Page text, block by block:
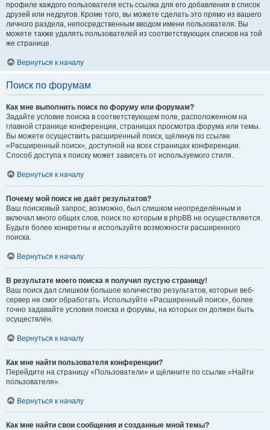
профиле каждого пользователя есть ссылка для его добавления в список
друзей или недругов. Кроме того, вы можете сделать это прямо из вашего
личного раздела, непосредственным вводом имени пользователя. Вы
можете также удалять пользователей из соответствующих списков на той
же странице.
Вернуться к началу
Поиск по форумам
Как мне выполнить поиск по форуму или форумам?
Задайте условие поиска в соответствующем поле, расположенном на
главной странице конференции, страницах просмотра форума или темы.
Вы можете осуществить расширенный поиск, щёлкнув по ссылке
«Расширенный поиск», доступной на всех страницах конференции.
Способ доступа к поиску может зависеть от используемого стиля.
Вернуться к началу
Почему мой поиск не даёт результатов?
Ваш поисковый запрос, возможно, был слишком неопределённым и
включал много общих слов, поиск по которым в phpBB не осуществляется.
Будьте более конкретны и используйте возможности расширенного
поиска.
Вернуться к началу
В результате моего поиска я получил пустую страницу!
Ваш поиск дал слишком большое количество результатов, которые веб-
сервер не смог обработать. Используйте «Расширенный поиск», более
точно задавайте условия поиска и форумы, на которых он должен быть
осуществлён.
Вернуться к началу
Как мне найти пользователя конференции?
Перейдите на страницу «Пользователи» и щёлкните по ссылке «Найти
пользователя».
Вернуться к началу
Как мне найти свои сообщения и созданные мной темы?